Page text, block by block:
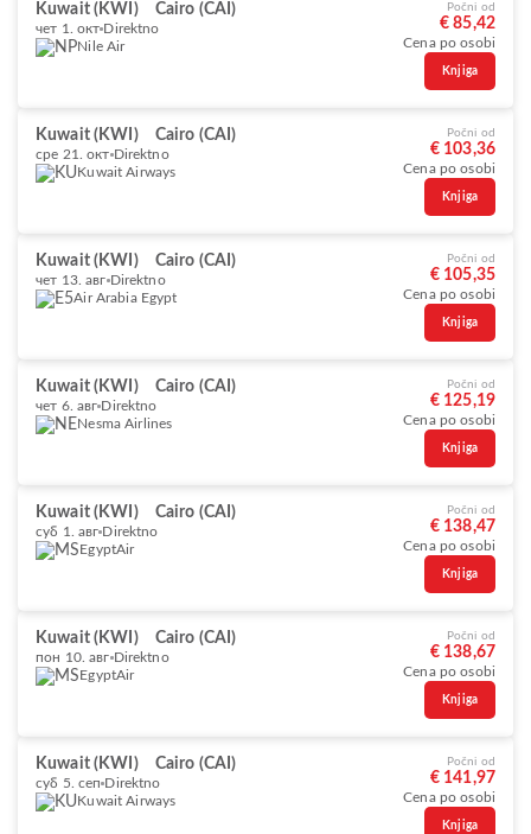
Kuwait (KWI) Cairo (CAI)
чет 1. окт Direktno
Nile Air
Počni od
€ 85,42
Cena po osobi
Knjiga
Kuwait (KWI) Cairo (CAI)
сре 21. окт Direktno
Kuwait Airways
Počni od
€ 103,36
Cena po osobi
Knjiga
Kuwait (KWI) Cairo (CAI)
чет 13. авг Direktno
Air Arabia Egypt
Počni od
€ 105,35
Cena po osobi
Knjiga
Kuwait (KWI) Cairo (CAI)
чет 6. авг Direktno
Nesma Airlines
Počni od
€ 125,19
Cena po osobi
Knjiga
Kuwait (KWI) Cairo (CAI)
суб 1. авг Direktno
EgyptAir
Počni od
€ 138,47
Cena po osobi
Knjiga
Kuwait (KWI) Cairo (CAI)
пон 10. авг Direktno
EgyptAir
Počni od
€ 138,67
Cena po osobi
Knjiga
Kuwait (KWI) Cairo (CAI)
суб 5. сеп Direktno
Kuwait Airways
Počni od
€ 141,97
Cena po osobi
Knjiga